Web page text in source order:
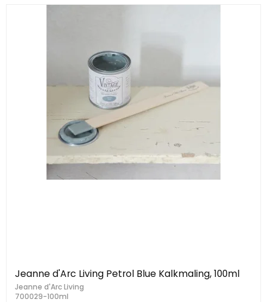
Jeanne d'Arc Living Petrol Blue Kalkmaling, 100ml
Jeanne d'Arc Living
700029-100ml